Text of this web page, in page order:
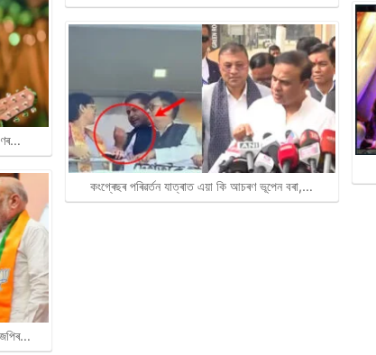
কংগ্ৰেছৰ পৰিৱৰ্তন যাত্ৰাত এয়া কি আচৰণ ভূপেন বৰা,…